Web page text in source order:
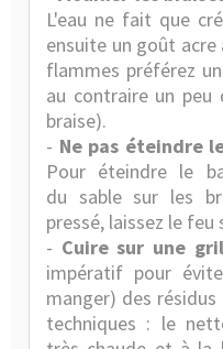
L'eau ne fait que
ensuite un goût
flammes préférez
au contraire un peu
braise).
- Ne pas éteindre
Pour éteindre le
du sable sur les
pressé, laissez le feu
- Cuire sur une
impératif pour
manger) des
techniques : le